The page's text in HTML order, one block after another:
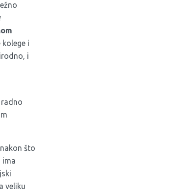
i
i
radno
što
ima
veliku